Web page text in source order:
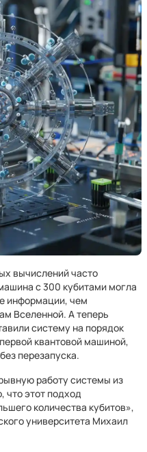
вычислений часто
с 300 кубитами могла
информации, чем
Вселенной. А теперь
систему на порядок
квантовой машиной,
перезапуска.
работу системы из
что этот подход
количества кубитов»,
университета Михаил